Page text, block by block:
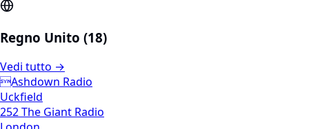
Regno Unito (18)
Vedi tutto →
Ashdown Radio
Uckfield
252 The Giant Radio